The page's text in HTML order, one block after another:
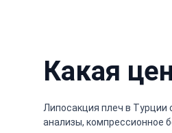
Какая
Липосакция плеч в Турции
анализы, компрессионное